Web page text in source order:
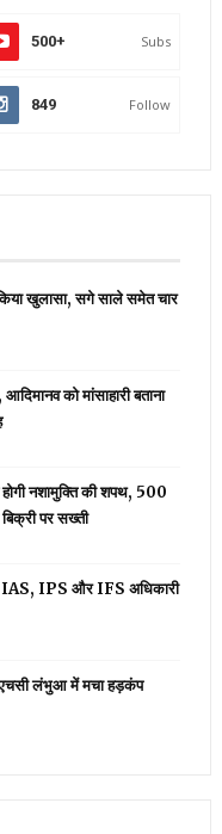
500+ Subs
849 Follow
खुलासा, सगे साले समेत चार
को मांसाहारी बताना
नशामुक्ति की शपथ, 500
पर सख्ती
IAS, IPS और IFS अधिकारी
लंभुआ में मचा हड़कंप